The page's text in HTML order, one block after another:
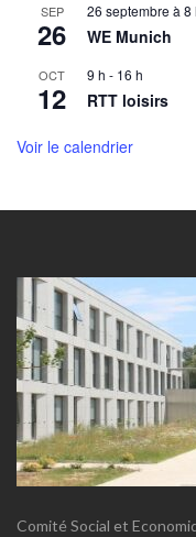
SEP
26
26 septembre à 8
WE Munich
OCT
12
9 h - 16 h
RTT loisirs
Voir le calendrier
Comité Social et